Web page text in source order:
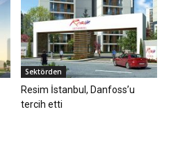
Sektörden
Resim İstanbul, Danfoss’u
tercih etti